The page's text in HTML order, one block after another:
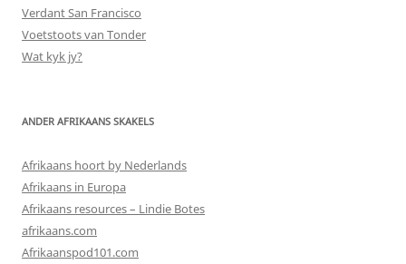
Verdant San Francisco
Voetstoots van Tonder
Wat kyk jy?
ANDER AFRIKAANS SKAKELS
Afrikaans hoort by Nederlands
Afrikaans in Europa
Afrikaans resources – Lindie Botes
afrikaans.com
Afrikaanspod101.com